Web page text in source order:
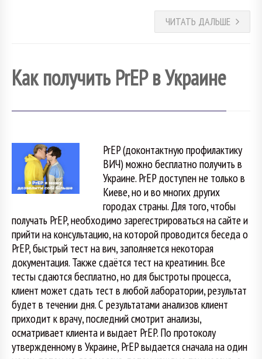
ЧИТАТЬ ДАЛЬШЕ
Как получить PrEP в Украине
PrEP (доконтактную профилактику
ВИЧ) можно бесплатно получить в
Украине. PrEP доступен не только в
Киеве, но и во многих других
городах страны. Для того, чтобы
получать PrEP, необходимо зарегестрироваться на сайте и
прийти на консультацию, на которой проводится беседа о
PrEP, быстрый тест на вич, заполняется некоторая
документация. Также сдаётся тест на креатинин. Все
тесты сдаются бесплатно, но для быстроты процесса,
клиент может сдать тест в любой лаборатории, результат
будет в течении дня. С результатами анализов клиент
приходит к врачу, последний смотрит анализы,
осматривает клиента и выдает PrEP. По протоколу
утвержденному в Украине, PrEP выдается сначала на один